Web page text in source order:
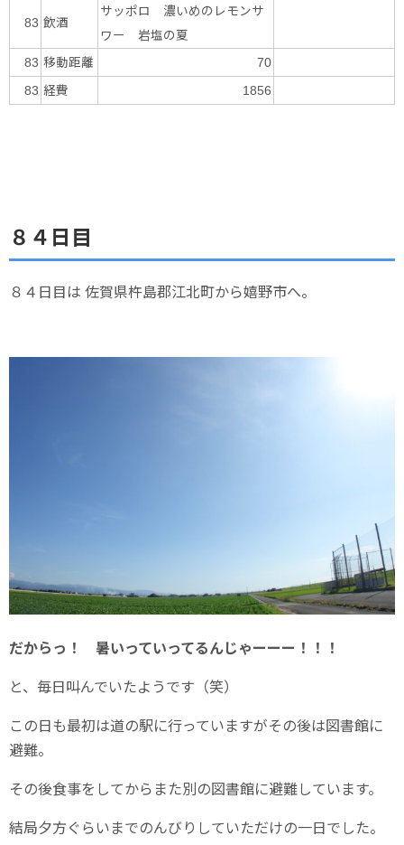
83 飲酒
サッポロ 濃いめのレモンサ
ワー 岩塩の夏
83 移動距離 70
83 経費 1856
８４日目
８４日目は 佐賀県杵島郡江北町から嬉野市へ。
だからっ！ 暑いっていってるんじゃーーー！！！
と、毎日叫んでいたようです（笑）
この日も最初は道の駅に行っていますがその後は図書館に
避難。
その後食事をしてからまた別の図書館に避難しています。
結局夕方ぐらいまでのんびりしていただけの一日でした。